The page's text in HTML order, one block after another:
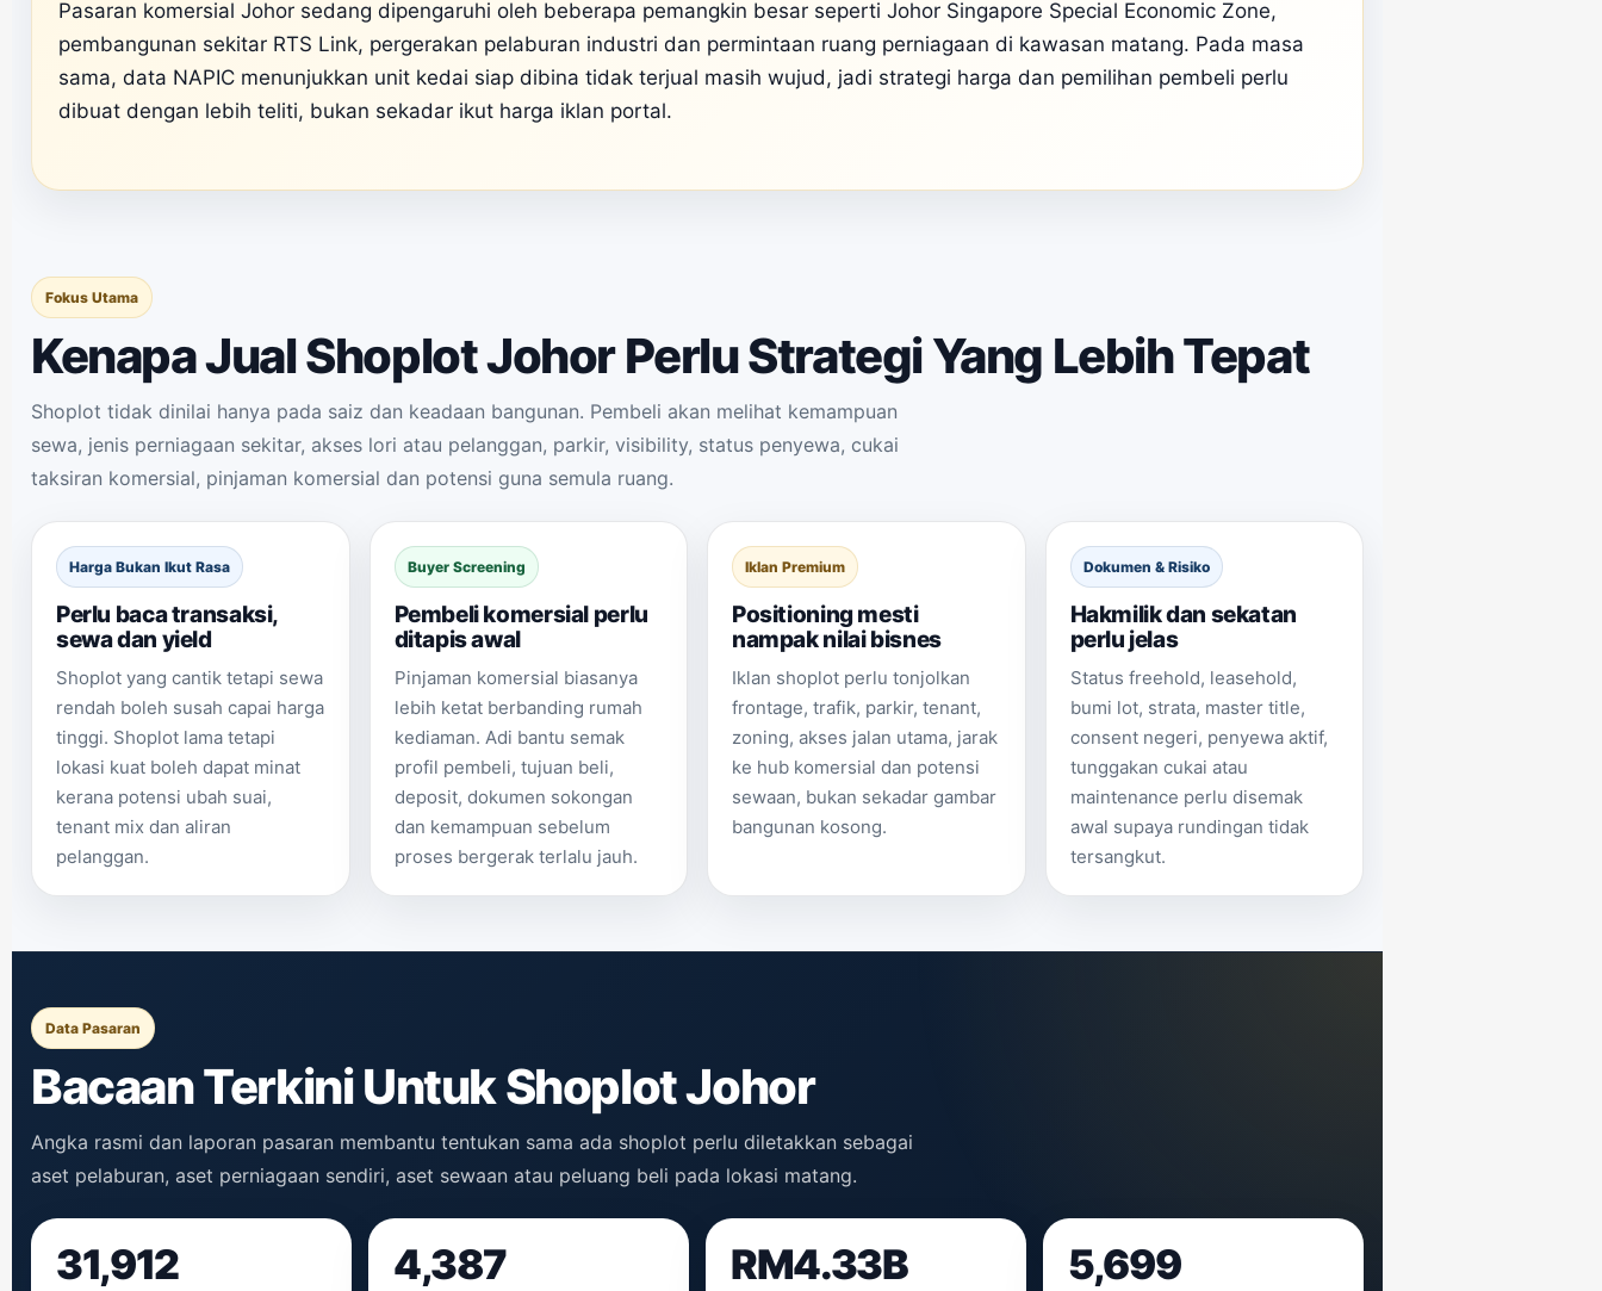
Pasaran komersial Johor sedang dipengaruhi oleh beberapa pemangkin besar seperti Johor Singapore Special Economic Zone,
pembangunan sekitar RTS Link, pergerakan pelaburan industri dan permintaan ruang perniagaan di kawasan matang. Pada masa
sama, data NAPIC menunjukkan unit kedai siap dibina tidak terjual masih wujud, jadi strategi harga dan pemilihan pembeli perlu
dibuat dengan lebih teliti, bukan sekadar ikut harga iklan portal.
Fokus Utama
Kenapa Jual Shoplot Johor Perlu Strategi Yang Lebih Tepat
Shoplot tidak dinilai hanya pada saiz dan keadaan bangunan. Pembeli akan melihat kemampuan
sewa, jenis perniagaan sekitar, akses lori atau pelanggan, parkir, visibility, status penyewa, cukai
taksiran komersial, pinjaman komersial dan potensi guna semula ruang.
Harga Bukan Ikut Rasa
Perlu baca transaksi,
sewa dan yield
Shoplot yang cantik tetapi sewa
rendah boleh susah capai harga
tinggi. Shoplot lama tetapi
lokasi kuat boleh dapat minat
kerana potensi ubah suai,
tenant mix dan aliran
pelanggan.
Buyer Screening
Pembeli komersial perlu
ditapis awal
Pinjaman komersial biasanya
lebih ketat berbanding rumah
kediaman. Adi bantu semak
profil pembeli, tujuan beli,
deposit, dokumen sokongan
dan kemampuan sebelum
proses bergerak terlalu jauh.
Iklan Premium
Positioning mesti
nampak nilai bisnes
Iklan shoplot perlu tonjolkan
frontage, trafik, parkir, tenant,
zoning, akses jalan utama, jarak
ke hub komersial dan potensi
sewaan, bukan sekadar gambar
bangunan kosong.
Dokumen & Risiko
Hakmilik dan sekatan
perlu jelas
Status freehold, leasehold,
bumi lot, strata, master title,
consent negeri, penyewa aktif,
tunggakan cukai atau
maintenance perlu disemak
awal supaya rundingan tidak
tersangkut.
Data Pasaran
Bacaan Terkini Untuk Shoplot Johor
Angka rasmi dan laporan pasaran membantu tentukan sama ada shoplot perlu diletakkan sebagai
aset pelaburan, aset perniagaan sendiri, aset sewaan atau peluang beli pada lokasi matang.
31,912 4,387 RM4.33B 5,699